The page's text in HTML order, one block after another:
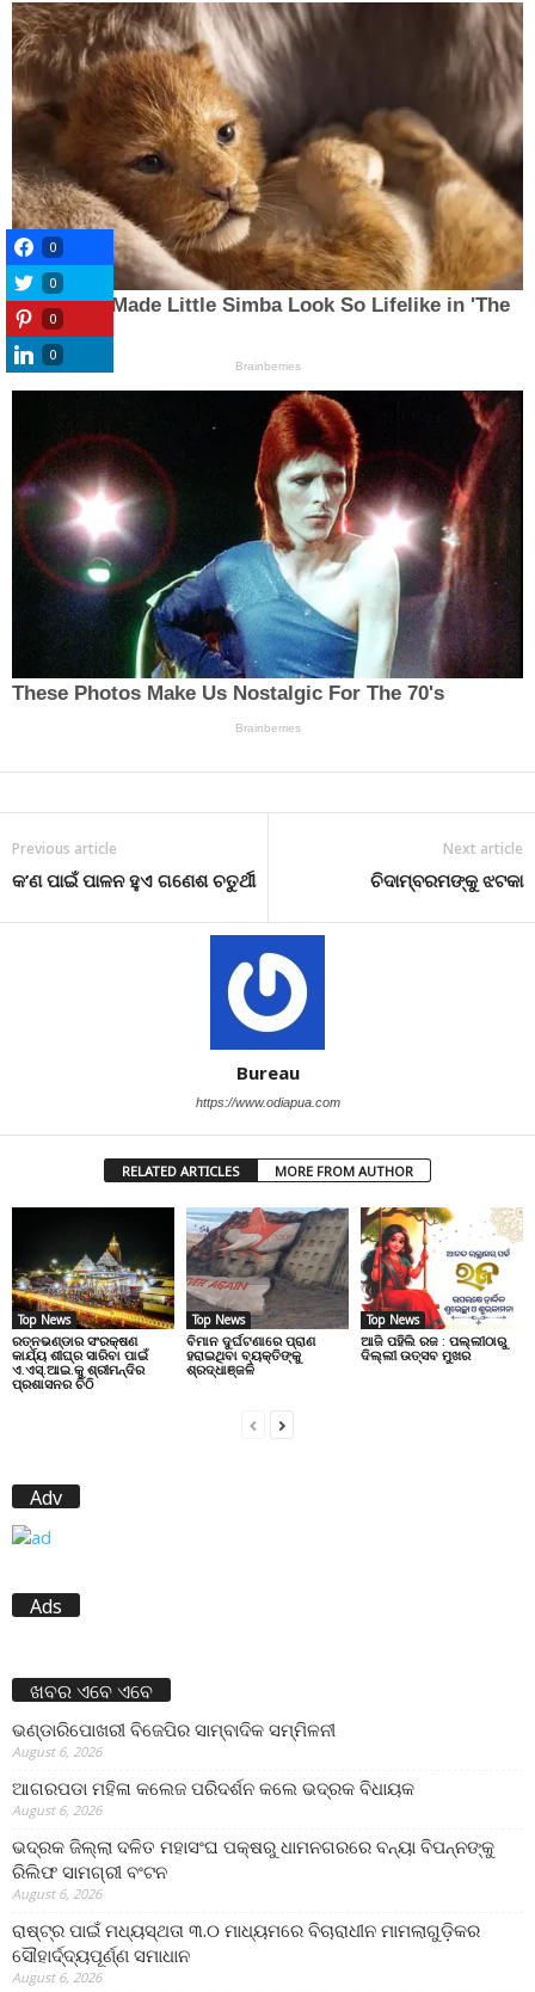
Previous article
କ’ଣ ପାଇଁ ପାଳନ ହୁଏ ଗଣେଶ ଚତୁର୍ଥୀ
Next article
ଚିଦାମ୍ବରମଙ୍କୁ ଝଟକା
Bureau
https://www.odiapua.com
RELATED ARTICLES MORE FROM AUTHOR
Top News
ରତ୍ନଭଣ୍ଡାର ସଂରକ୍ଷଣ
କାର୍ଯ୍ୟ ଶୀଘ୍ର ସାରିବା ପାଇଁ
ଏ.ଏସ୍.ଆଇ.କୁ ଶ୍ରୀମନ୍ଦିର
ପ୍ରଶାସନର ଚିଠି
Top News
ବିମାନ ଦୁର୍ଘଟଣାରେ ପ୍ରାଣ
ହରାଇଥିବା ବ୍ୟକ୍ତିଙ୍କୁ
ଶ୍ରଦ୍ଧାଞ୍ଜଳି
Top News
ଆଜି ପହିଲି ରଜ : ପଲ୍ଲୀଠାରୁ
ଦିଲ୍ଲୀ ଉତ୍ସବ ମୁଖର
Adv
Ads
ଖବର ଏବେ ଏବେ
ଭଣ୍ଡାରିପୋଖରୀ ବିଜେପିର ସାମ୍ବାଦିକ ସମ୍ମିଳନୀ
August 6, 2026
ଆଗରପଡା ମହିଳା କଲେଜ ପରିଦର୍ଶନ କଲେ ଭଦ୍ରକ ବିଧାୟକ
August 6, 2026
ଭଦ୍ରକ ଜିଲ୍ଲା ଦଳିତ ମହାସଂଘ ପକ୍ଷରୁ ଧାମନଗରରେ ବନ୍ୟା ବିପନ୍ନଙ୍କୁ
ରିଲିଫ ସାମଗ୍ରୀ ବଂଟନ
August 6, 2026
ରାଷ୍ଟ୍ର ପାଇଁ ମଧ୍ୟସ୍ଥତା ୩.୦ ମାଧ୍ୟମରେ ବିଚାରାଧୀନ ମାମଲାଗୁଡ଼ିକର
ସୌହାର୍ଦ୍ଦ୍ୟପୂର୍ଣ୍ଣ ସମାଧାନ
August 6, 2026
0
0
0
0